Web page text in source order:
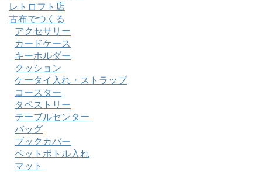
レトロフト店
古布でつくる
アクセサリー
カードケース
キーホルダー
クッション
ケータイ入れ・ストラップ
コースター
タペストリー
テーブルセンター
バッグ
ブックカバー
ペットボトル入れ
マット